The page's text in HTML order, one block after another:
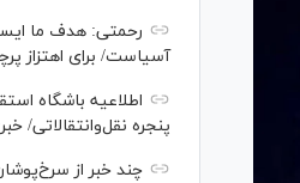
رحمتی: هدف ما
آسیاست/ برای اهتزاز
اطلاعیه باشگاه
پنجره نقل‌وانتقالاتی/
چند خبر از